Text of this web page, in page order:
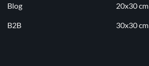
Blog
B2B
20x30 cm
30x30 cm